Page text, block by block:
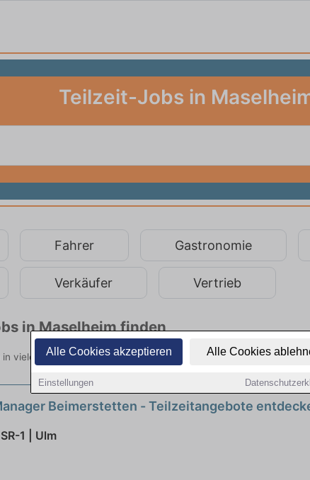
Alle Cookies akzeptieren Alle Cookies
Einstellungen
Teilzeit-Jobs in
Fahrer Gastronomie
Verkäufer Vertrieb
in Maselheim finden
vielen Branchen. Jetzt bewerben!
Beimerstetten - Teilzeitangebote
1 | Ulm